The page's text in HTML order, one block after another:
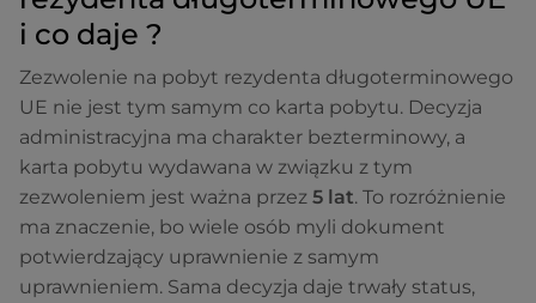
i co daje ?
Zezwolenie na pobyt rezydenta długoterminowego
UE nie jest tym samym co karta pobytu. Decyzja
administracyjna ma charakter bezterminowy, a
karta pobytu wydawana w związku z tym
zezwoleniem jest ważna przez 5 lat. To rozróżnienie
ma znaczenie, bo wiele osób myli dokument
potwierdzający uprawnienie z samym
uprawnieniem. Sama decyzja daje trwały status,